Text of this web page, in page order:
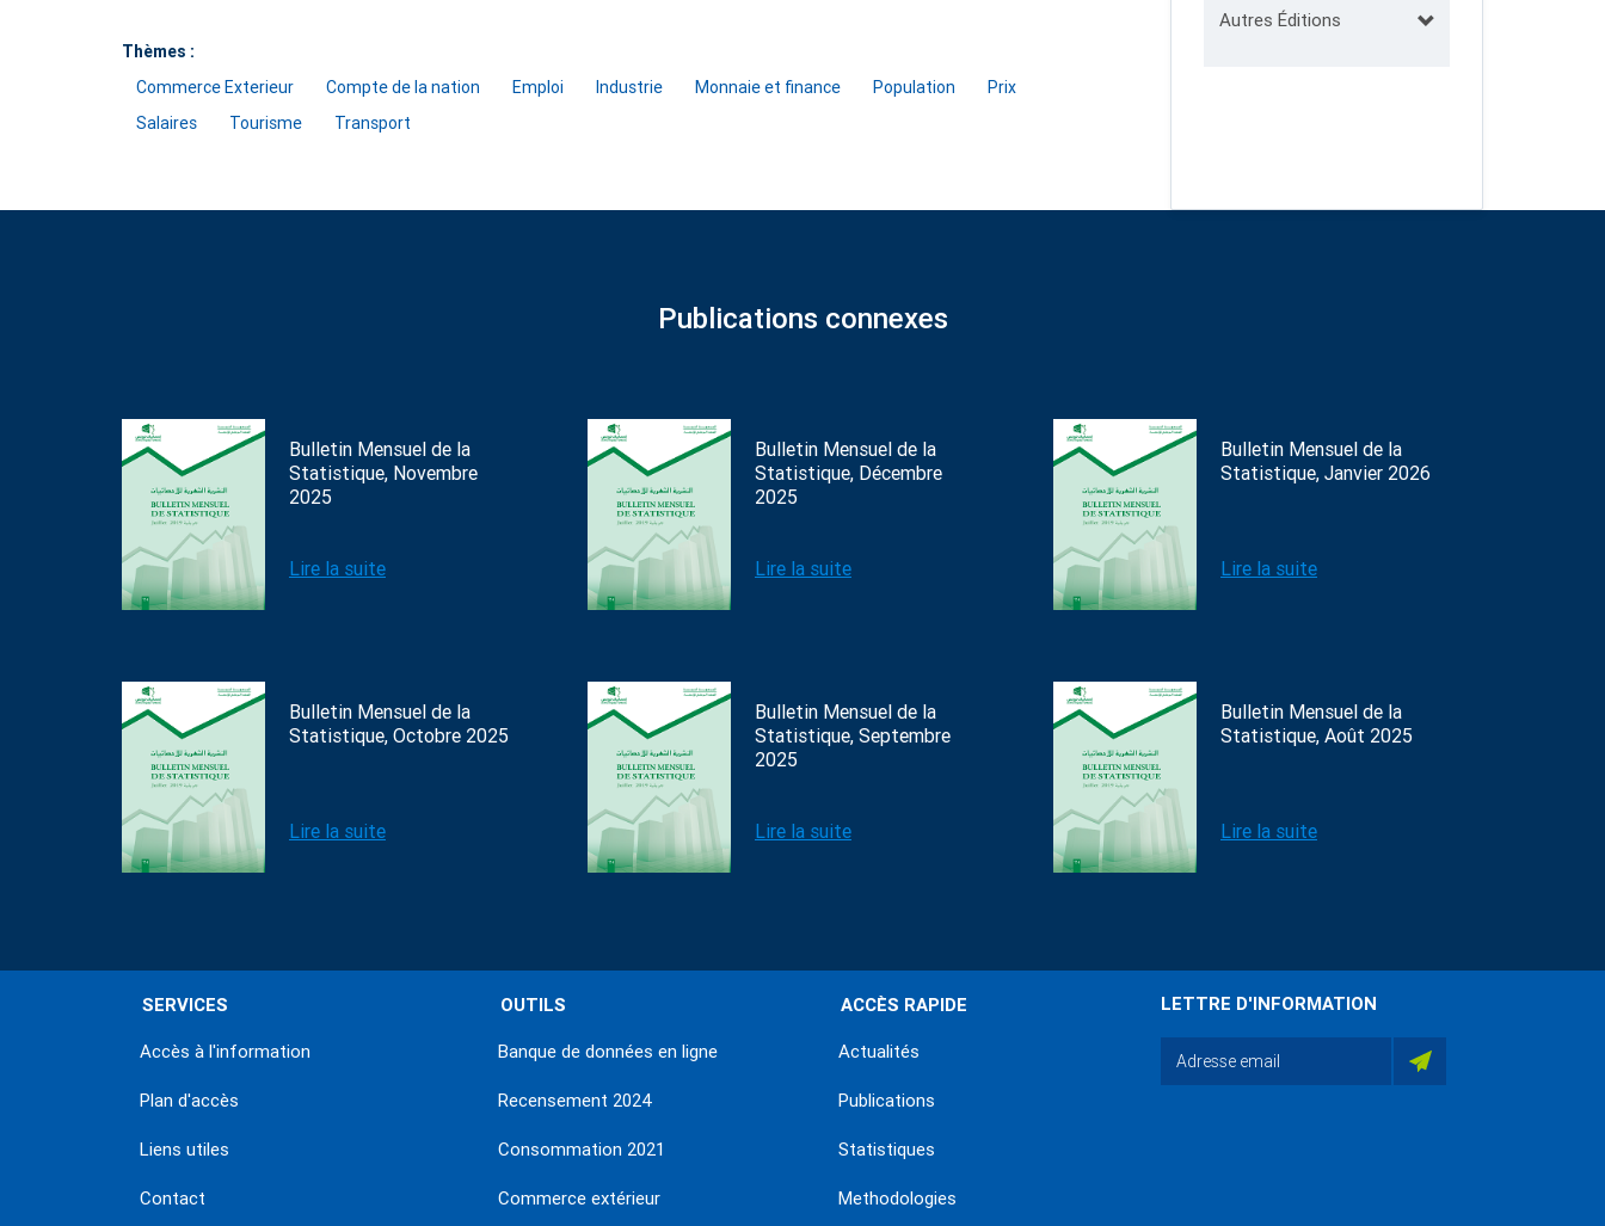
Thèmes :
Commerce Exterieur
Compte de la nation Emploi Industrie Monnaie et finance Population
Prix
Salaires
Tourisme Transport
Autres Éditions
Publications connexes
Bulletin Mensuel de la
Statistique, Novembre
2025
Lire la suite
Bulletin Mensuel de la
Statistique, Décembre
2025
Lire la suite
Bulletin Mensuel de la
Statistique, Janvier 2026
Lire la suite
Bulletin Mensuel de la
Statistique, Octobre 2025
Lire la suite
Bulletin Mensuel de la
Statistique, Septembre
2025
Lire la suite
Bulletin Mensuel de la
Statistique, Août 2025
Lire la suite
SERVICES
Accès à l'information
Plan d'accès
Liens utiles
Contact
OUTILS
Banque de données en ligne
Recensement 2024
Consommation 2021
Commerce extérieur
ACCÈS RAPIDE
Actualités
Publications
Statistiques
Methodologies
LETTRE D'INFORMATION